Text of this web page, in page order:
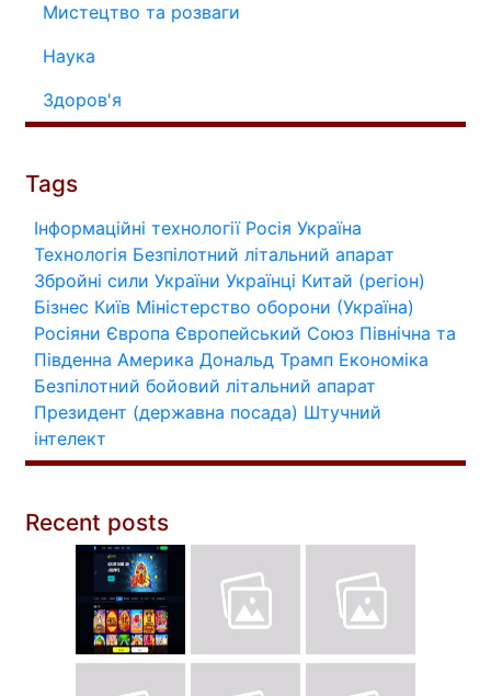
Мистецтво та розваги
Наука
Здоров'я
Tags
Інформаційні технології Росія Україна
Технологія Безпілотний літальний апарат
Збройні сили України Українці Китай (регіон)
Бізнес Київ Міністерство оборони (Україна)
Росіяни Європа Європейський Союз Північна та
Південна Америка Дональд Трамп Економіка
Безпілотний бойовий літальний апарат
Президент (державна посада) Штучний
інтелект
Recent posts